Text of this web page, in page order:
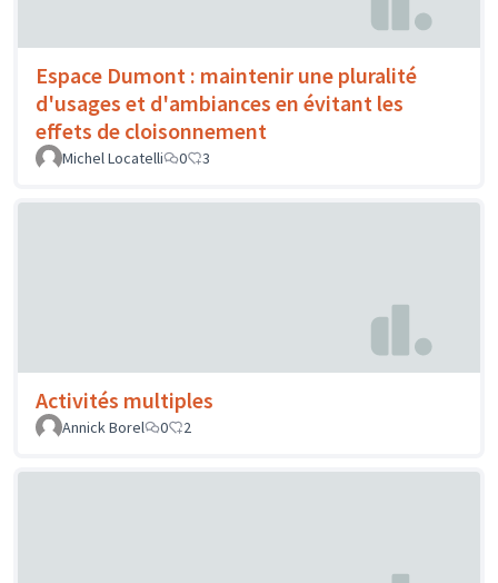
Espace Dumont : maintenir une pluralité
d'usages et d'ambiances en évitant les
effets de cloisonnement
Michel Locatelli 0 3
Activités multiples
Annick Borel 0 2